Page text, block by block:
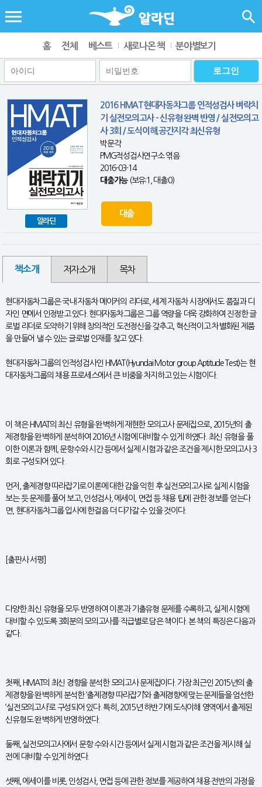
홈 전체 베스트 새로나온 책 분야별보기
알라딘
2016 HMAT현대자동차그룹 인적성검사 벼락치
기 실전모의고사 - 신유형 완벽 반영 / 실전모의고
사 3회 / 도식이해.공간지각 최신유형
박문각
PMG적성검사연구소 엮음
2016-03-14
대출가능(보유:1, 대출:0)
대출
책소개 저자소개 목차
현대자동차그룹은 국내 자동차 메이커의 리더로, 세계 자동차 시장에서도 품질과 디
자인 면에서 인정받고 있다. 현대자동차그룹은 그룹 역량을 더욱 강화하여 진정한 글
로벌 리더로 도약하기 위해 창의적인 도전정신을 갖추고, 혁신적이고 차별화된 제품
을 만들어 낼 수 있는 글로벌 인재를 찾고 있다.
현대자동차그룹의 인적성검사인 HMAT(Hyundai Motor group Aptitude Test)는 현
대자동차그룹의 채용 프로세스에서 큰 비중을 차지하고 있는 시험이다.
이 책은 HMAT의 최신 유형을 완벽하게 재현한 모의고사 문제집으로, 2015년의 출
제경향을 완벽하게 분석하여 2016년 시험에 대비할 수 있게 하였다. 최신 유형을 풀
이한 이론과 함께, 문항수와 시간 등에서 실제 시험과 같은 조건을 제시한 모의고사 3
회로 구성되어 있다.
먼저, 출제경향 따라잡기로 이론에 대한 감을 익힌 후 실전모의고사로 실제 시험을
보는 듯 문제를 풀어 보고, 인성검사, 에세이, 면접 등 채용 팁에 관한 정보를 얻는다
면, 현대자동차그룹 입사에 한걸음 더 다가갈 수 있을 것이다.
[출판사 서평]
다양한 최신 유형을 모두 반영하여 이론과 기출유형 문제를 수록하고, 실제 시험에
대비할 수 있도록 3회분의 모의고사를 직급별로 담은 책이다. 본 책의 특징은 다음과
같다.
첫째, HMAT의 최신 경향을 분석한 모의고사 문제집이다. 가장 최근인 2015년의 출
제경향을 완벽하게 분석한 ‘출제경향 따라잡기’와 출제경향에 맞는 문제들을 엄선한
‘실전모의고사’로 구성되어 있다. 특히, 2015년 하반기에 도식이해 영역에서 출제된
신유형도 완벽하게 반영하였다.
둘째, 실전모의고사에서 문항 수와 시간 등에서 실제 시험과 같은 조건을 제시해 실
전에 대비할 수 있게 하였다.
셋째, 에세이를 비롯, 인성검사, 면접 등에 관한 정보를 제공하여 채용 전반의 과정을